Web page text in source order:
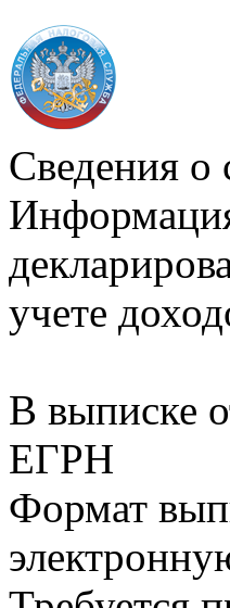
Сведения о
учете
В выписке
ЕГРН
Формат